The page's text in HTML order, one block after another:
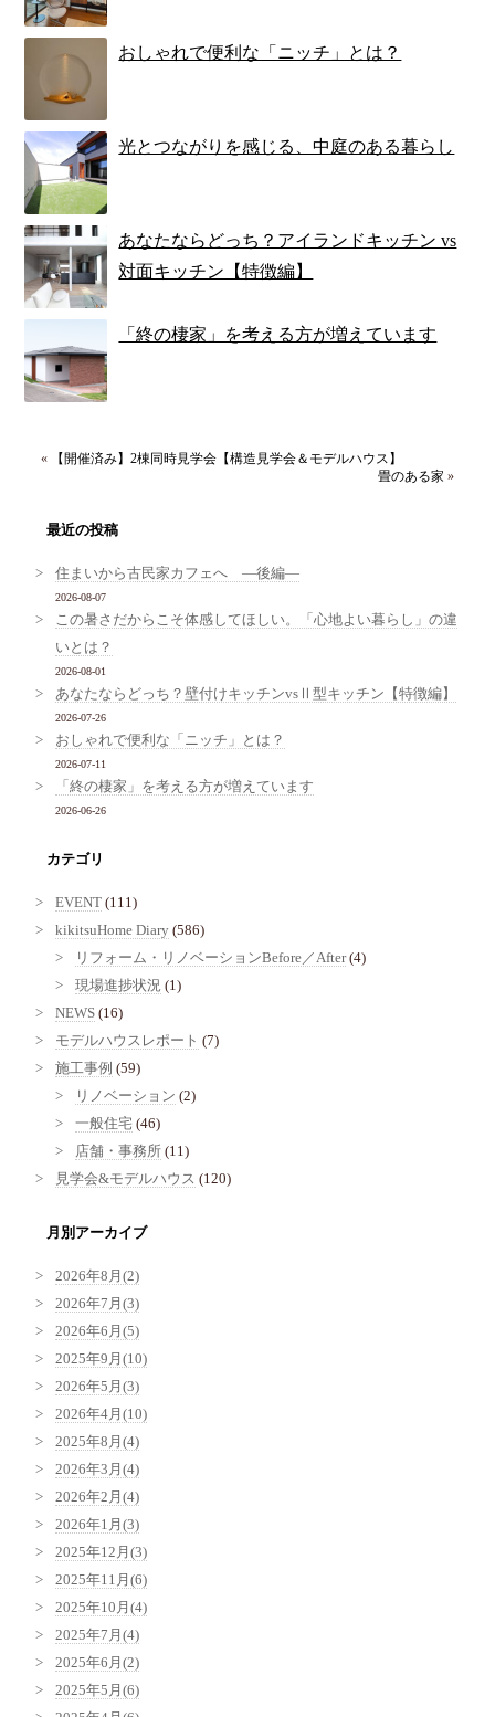
おしゃれで便利な「ニッチ」とは？
光とつながりを感じる、中庭のある暮らし
あなたならどっち？アイランドキッチン vs
対面キッチン【特徴編】
「終の棲家」を考える方が増えています
«
【開催済み】2棟同時見学会【構造見学会＆モデルハウス】
畳のある家 »
最近の投稿
住まいから古民家カフェへ ―後編―
2026-08-07
この暑さだからこそ体感してほしい。「心地よい暮らし」の違
いとは？
2026-08-01
あなたならどっち？壁付けキッチンvsⅡ型キッチン【特徴編】
2026-07-26
おしゃれで便利な「ニッチ」とは？
2026-07-11
「終の棲家」を考える方が増えています
2026-06-26
カテゴリ
EVENT (111)
kikitsuHome Diary (586)
リフォーム・リノベーションBefore／After(4)
現場進捗状況 (1)
NEWS (16)
モデルハウスレポート (7)
施工事例 (59)
リノベーション (2)
一般住宅 (46)
店舗・事務所 (11)
見学会&モデルハウス (120)
月別アーカイブ
2026年8月(2)
2026年7月(3)
2026年6月(5)
2025年9月(10)
2026年5月(3)
2026年4月(10)
2025年8月(4)
2026年3月(4)
2026年2月(4)
2026年1月(3)
2025年12月(3)
2025年11月(6)
2025年10月(4)
2025年7月(4)
2025年6月(2)
2025年5月(6)